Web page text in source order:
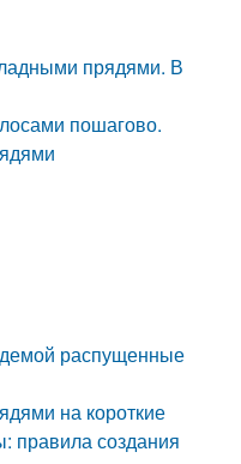
прядями. В
пошагово.
распущенные
на короткие
правила создания